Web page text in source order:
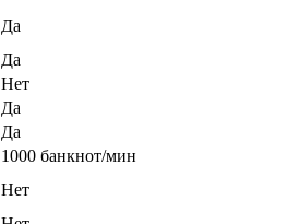
Да
Да
Нет
Да
Да
1000 банкнот/мин
Нет